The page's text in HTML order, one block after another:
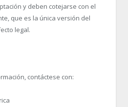
y deben cotejarse con el
que es la única versión del
legal.
contáctese con: